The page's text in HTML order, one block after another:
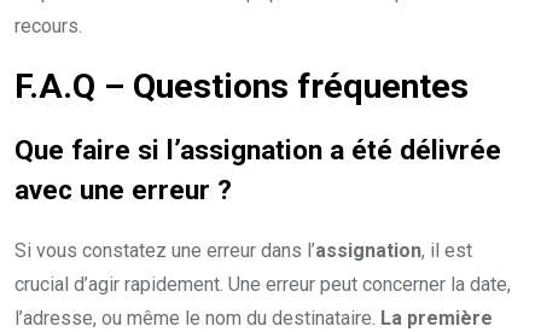
recours.
F.A.Q – Questions fréquentes
Que faire si l’assignation a été délivrée
avec une erreur ?
Si vous constatez une erreur dans l’assignation, il est
crucial d’agir rapidement. Une erreur peut concerner la date,
l’adresse, ou même le nom du destinataire. La première